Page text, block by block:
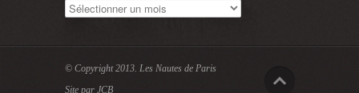
Archives
© Copyright 2013. Les Nautes de Paris
Site par JCB